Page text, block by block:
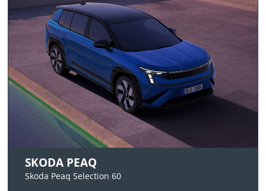
SKODA PEAQ
Skoda Peaq Selection 60